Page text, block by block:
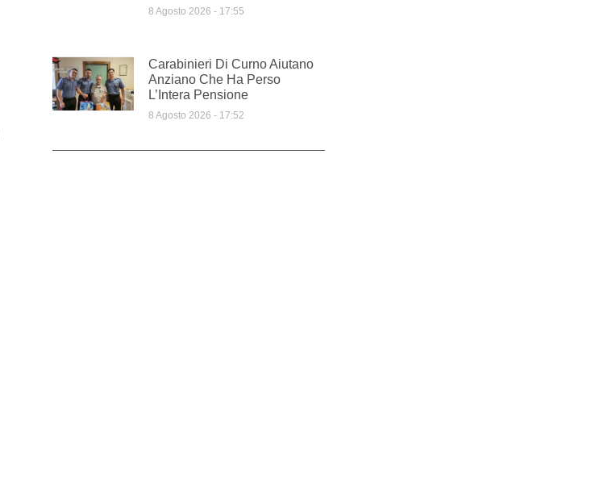
8 Agosto 2026 17:55
Carabinieri Di Curno Aiutano
Anziano Che Ha Perso
L’Intera Pensione
8 Agosto 2026 17:52